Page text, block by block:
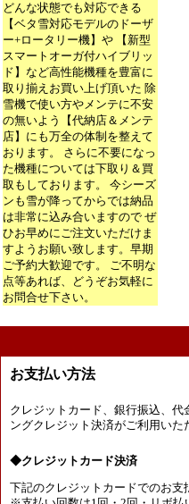
どんな状態でも対応できる
【ベタ雪対応モデルのドーザ
ー+ロータリー機】や 【新型
スマートオーガ付ハイブリッ
ド】など高性能機種を豊富に
取り揃えお買い上げ頂いた 除
雪機で使い方やメンテに不安
の無いよう【代納店＆メンテ
店】にも万全の体制を整えて
おります。 さらに不要になっ
た機種については下取り＆買
取もしております。 今シーズ
ンも雪が降ってからでは納品
は非常に込み合いますので ぜ
ひお早めにご注文いただけま
すようお願い致します。早期
ご予約大歓迎です。 ご不明な
点等あれば、どうぞお気軽に
お問合せ下さい。
お支払い方法
クレジットカード、銀行振込、代
ングクレジット決済がご利用いた
◆クレジットカード決済
下記のクレジットカードでのお支